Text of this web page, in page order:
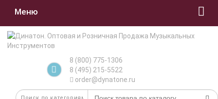
Меню
8 (800) 775-1306
8 (495) 215-5522
order@dynatone.ru